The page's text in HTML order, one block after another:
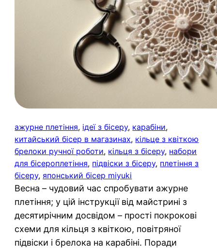
ажурне плетіння, ідеї з бісеру, карабіни
китайський бісер в магазинах, кільце з квіткою
брелоки ручної роботи, кільця з бісеру, набори
для бісероплетіння, підвіски з бісеру, плетіння з
бісеру, японський бісер miyuki
Весна – чудовий час спробувати ажурне
плетіння; у цій інструкції від майстрині з
десятирічним досвідом – прості покрокові
схеми для кільця з квіткою, повітряної
підвіски і брелока на карабіні. Поради